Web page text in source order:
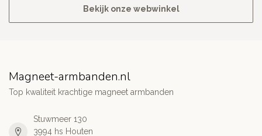
Bekijk onze webwinkel
Magneet-armbanden.nl
Top kwaliteit krachtige magneet armbanden
Stuwmeer 130
3994 hs Houten